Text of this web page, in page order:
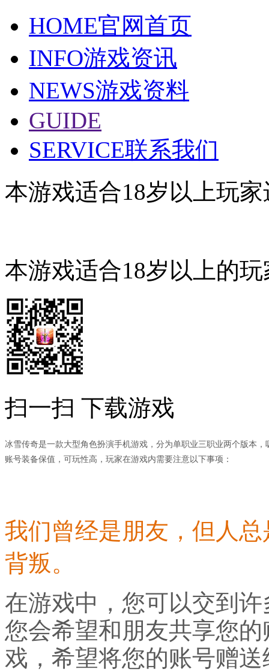
HOME官网首页
INFO游戏资讯
NEWS游戏资料
GUIDE
SERVICE联系我们
本游戏适合18岁以上玩
本游戏适合18岁以上的
扫一扫 下载游戏
冰雪传奇是一款大型角色扮演手机游戏，分为单职业三职业两个版本
账号装备保值，可玩性高，玩家在游戏内需要注意以下事项：
我们曾经是朋友，但人
背叛。
在游戏中，您可以交到
您会希望和朋友共享您
戏，希望将您的账号赠